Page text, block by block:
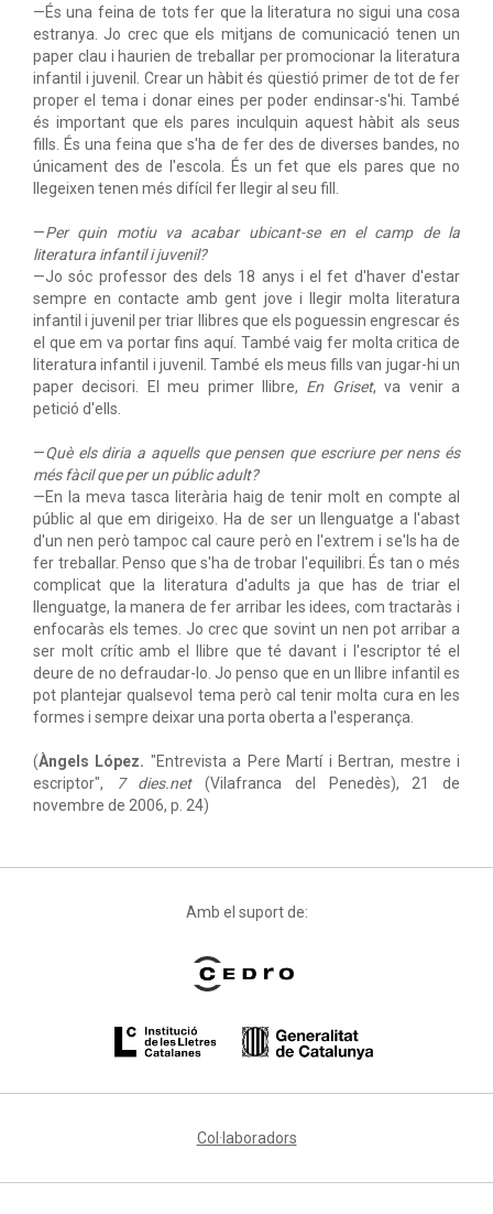
—És una feina de tots fer que la literatura no sigui una cosa
estranya. Jo crec que els mitjans de comunicació tenen un
paper clau i haurien de treballar per promocionar la literatura
infantil i juvenil. Crear un hàbit és qüestió primer de tot de fer
proper el tema i donar eines per poder endinsar-s'hi. També
és important que els pares inculquin aquest hàbit als seus
fills. És una feina que s'ha de fer des de diverses bandes, no
únicament des de l'escola. És un fet que els pares que no
llegeixen tenen més difícil fer llegir al seu fill.
—Per quin motiu va acabar ubicant-se en el camp de la
literatura infantil i juvenil?
—Jo sóc professor des dels 18 anys i el fet d'haver d'estar
sempre en contacte amb gent jove i llegir molta literatura
infantil i juvenil per triar llibres que els poguessin engrescar és
el que em va portar fins aquí. També vaig fer molta critica de
literatura infantil i juvenil. També els meus fills van jugar-hi un
paper decisori. El meu primer llibre, En Griset, va venir a
petició d'ells.
—Què els diria a aquells que pensen que escriure per nens és
més fàcil que per un públic adult?
—En la meva tasca literària haig de tenir molt en compte al
públic al que em dirigeixo. Ha de ser un llenguatge a l'abast
d'un nen però tampoc cal caure però en l'extrem i se'ls ha de
fer treballar. Penso que s'ha de trobar l'equilibri. És tan o més
complicat que la literatura d'adults ja que has de triar el
llenguatge, la manera de fer arribar les idees, com tractaràs i
enfocaràs els temes. Jo crec que sovint un nen pot arribar a
ser molt crític amb el llibre que té davant i l'escriptor té el
deure de no defraudar-lo. Jo penso que en un llibre infantil es
pot plantejar qualsevol tema però cal tenir molta cura en les
formes i sempre deixar una porta oberta a l'esperança.
(Àngels López. "Entrevista a Pere Martí i Bertran, mestre i
escriptor",
7 dies.net(Vilafranca del Penedès), 21 de
novembre de 2006, p. 24)
Amb el suport de:
Col·laboradors